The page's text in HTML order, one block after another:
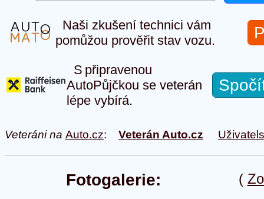
Naši zkušení technici vám
pomůžou prověřit stav vozu.
S připravenou
AutoPůjčkou se veterán
lépe vybírá.
Veteráni na Auto.cz: Veterán Auto.cz
(
Fotogalerie: